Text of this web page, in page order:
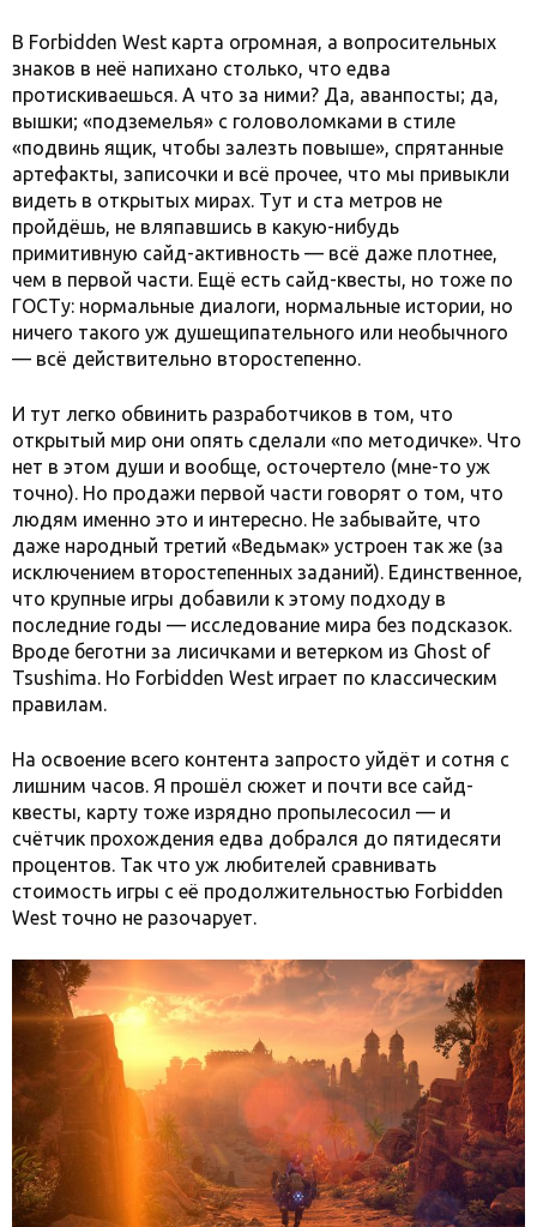
В Forbidden West карта огромная, а вопросительных
знаков в неё напихано столько, что едва
протискиваешься. А что за ними? Да, аванпосты; да,
вышки; «подземелья» с головоломками в стиле
«подвинь ящик, чтобы залезть повыше», спрятанные
артефакты, записочки и всё прочее, что мы привыкли
видеть в открытых мирах. Тут и ста метров не
пройдёшь, не вляпавшись в какую-нибудь
примитивную сайд-активность — всё даже плотнее,
чем в первой части. Ещё есть сайд-квесты, но тоже по
ГОСТу: нормальные диалоги, нормальные истории, но
ничего такого уж душещипательного или необычного
— всё действительно второстепенно.
И тут легко обвинить разработчиков в том, что
открытый мир они опять сделали «по методичке». Что
нет в этом души и вообще, осточертело (мне-то уж
точно). Но продажи первой части говорят о том, что
людям именно это и интересно. Не забывайте, что
даже народный третий «Ведьмак» устроен так же (за
исключением второстепенных заданий). Единственное,
что крупные игры добавили к этому подходу в
последние годы — исследование мира без подсказок.
Вроде беготни за лисичками и ветерком из Ghost of
Tsushima. Но Forbidden West играет по классическим
правилам.
На освоение всего контента запросто уйдёт и сотня с
лишним часов. Я прошёл сюжет и почти все сайд-
квесты, карту тоже изрядно пропылесосил — и
счётчик прохождения едва добрался до пятидесяти
процентов. Так что уж любителей сравнивать
стоимость игры с её продолжительностью Forbidden
West точно не разочарует.